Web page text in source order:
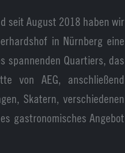
seit August 2018 haben wir
in Nürnberg eine
spannenden Quartiers, das
von AEG, anschließend
Skatern, verschiedenen
gastronomisches Angebot